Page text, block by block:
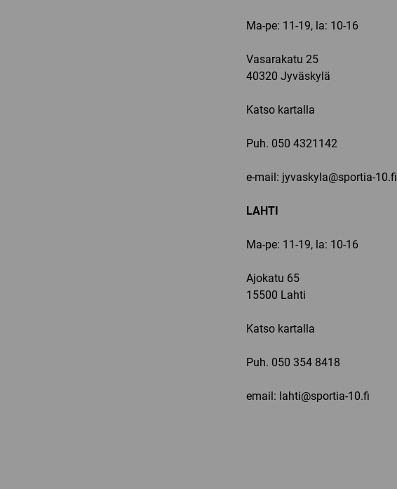
Ma-pe: 11-19, la: 10-16
Vasarakatu 25
40320 Jyväskylä
Katso kartalla
Puh. 050 4321142
e-mail: jyvaskyla@sportia-10.fi
LAHTI
Ma-pe: 11-19, la: 10-16
Ajokatu 65
15500 Lahti
Katso kartalla
Puh. 050 354 8418
email: lahti@sportia-10.fi